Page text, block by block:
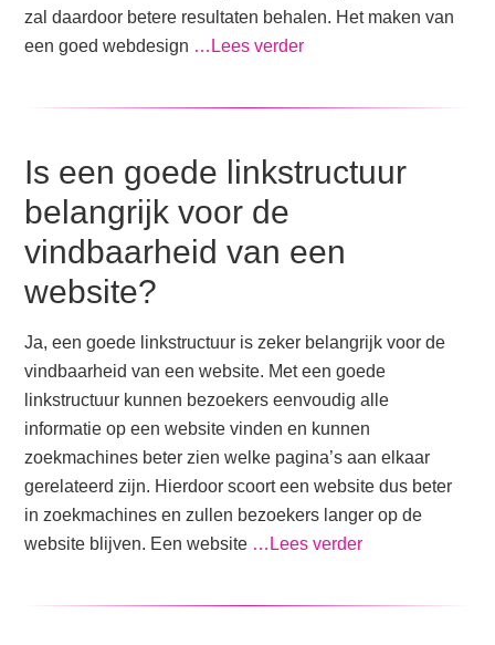
zal daardoor betere resultaten behalen. Het maken van
een goed webdesign …Lees verder
Is een goede linkstructuur
belangrijk voor de
vindbaarheid van een
website?
Ja, een goede linkstructuur is zeker belangrijk voor de
vindbaarheid van een website. Met een goede
linkstructuur kunnen bezoekers eenvoudig alle
informatie op een website vinden en kunnen
zoekmachines beter zien welke pagina’s aan elkaar
gerelateerd zijn. Hierdoor scoort een website dus beter
in zoekmachines en zullen bezoekers langer op de
website blijven. Een website …Lees verder